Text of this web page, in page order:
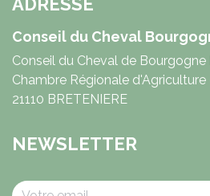
Conseil du Cheval
Conseil du Cheval de
Chambre Régionale d'Agriculture
21110 BRETENIERE
NEWSLETTER